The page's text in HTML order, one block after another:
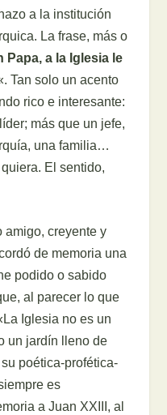
a la institución
La frase, más o
Papa, a la Iglesia le
Tan solo un acento
rico e interesante:
más que un jefe,
una familia…
El sentido,
amigo, creyente y
de memoria una
podido o sabido
al parecer lo que
Iglesia no es un
un jardín lleno de
poética-profética-
es
a Juan XXIII, al